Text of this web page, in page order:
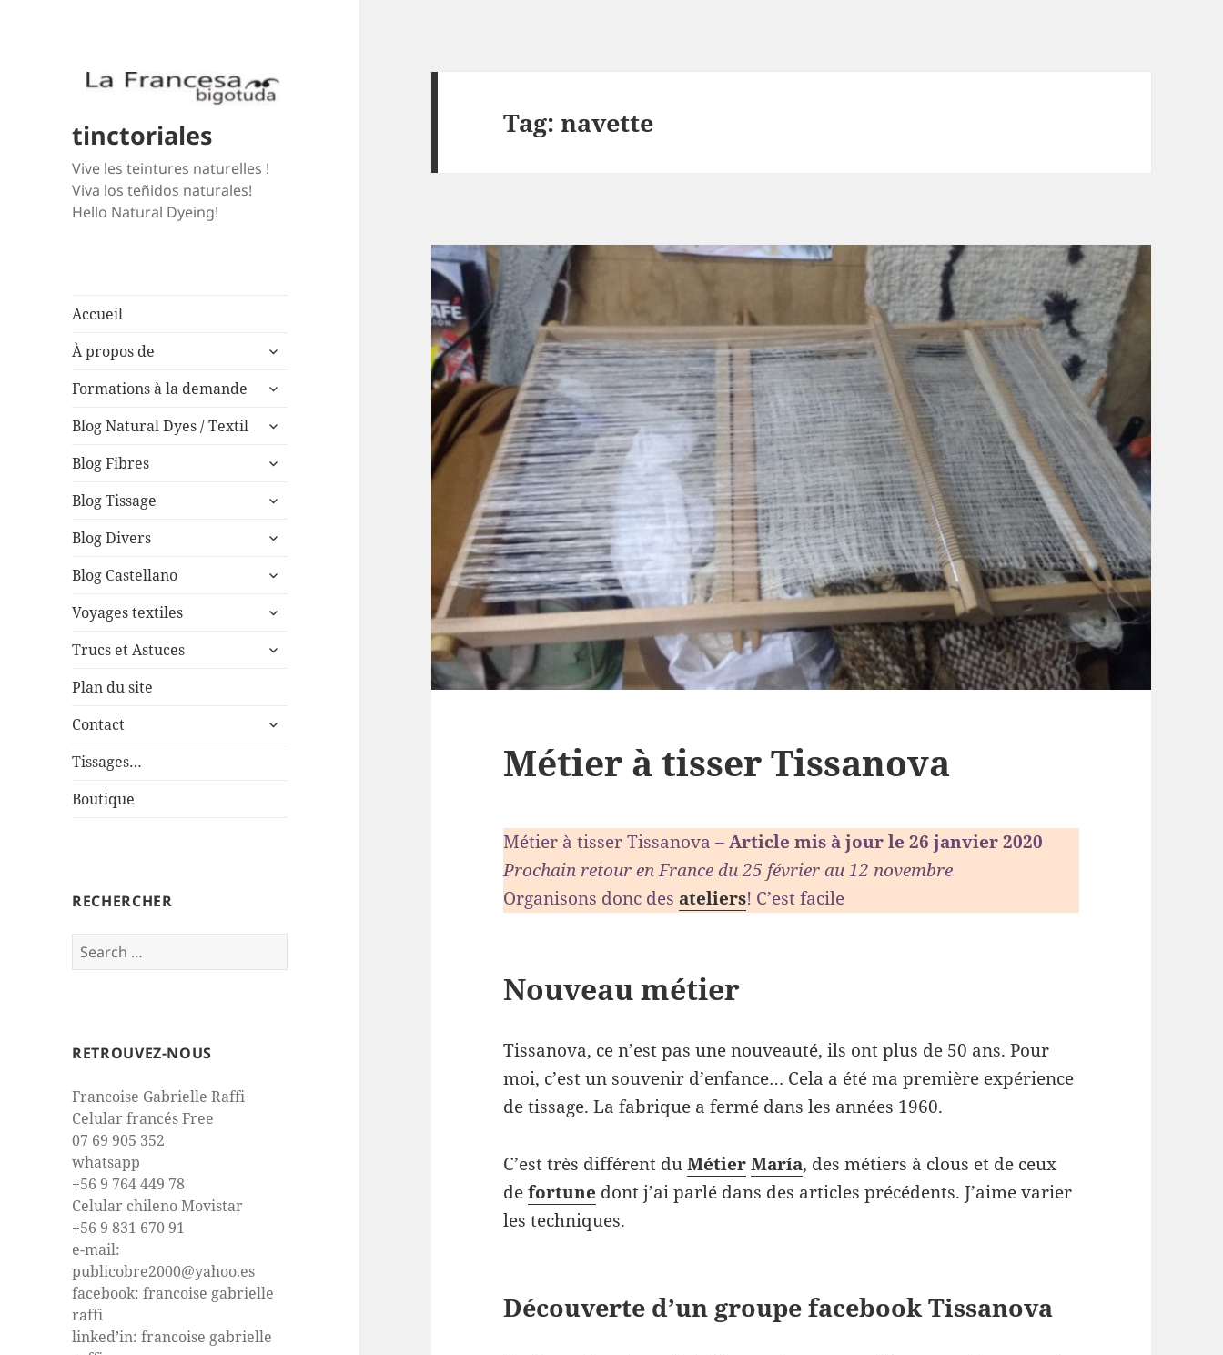
tinctoriales
Vive les teintures naturelles !
Viva los teñidos naturales!
Hello Natural Dyeing!
Accueil
À propos de
expand
menu
Formations à la demande
expand
menu
Blog Natural Dyes / Textil
expand
menu
Blog Fibres
expand
menu
Blog Tissage
expand
menu
Blog Divers
expand
menu
Blog Castellano
expand
menu
Voyages textiles
expand
menu
Trucs et Astuces
expand
Plan du site
Contact
expand
Tissages…
Boutique
RECHERCHER
Search
for:
RETROUVEZ-NOUS
Francoise Gabrielle Raffi
Celular francés Free
07 69 905 352
whatsapp
+56 9 764 449 78
Celular chileno Movistar
+56 9 831 670 91
e-mail:
publicobre2000@yahoo.es
facebook: francoise gabrielle
raffi
linked’in: francoise gabrielle
Tag:navette
Métier à tisser Tissanova
Métier à tisser Tissanova –Article mis à jour le 26 janvier 2020
Prochain retour en France du 25 février au 12 novembre
Organisons donc des ateliers! C’est facile
Nouveau métier
Tissanova, ce n’est pas une nouveauté, ils ont plus de 50 ans. Pour
moi, c’est un souvenir d’enfance… Cela a été ma première expérience
de tissage. La fabrique a fermé dans les années 1960.
C’est très différent duMétier María, des métiers à clous et de ceux
defortune dont j’ai parlé dans des articles précédents. J’aime varier
les techniques.
Découverte d’un groupe facebook Tissanova